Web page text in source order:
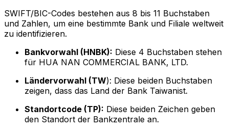
SWIFT/BIC-Codes bestehen aus 8 bis 11 Buchstaben
und Zahlen, um eine bestimmte Bank und Filiale weltweit
zu identifizieren.
Bankvorwahl (HNBK): Diese 4 Buchstaben stehen
für HUA NAN COMMERCIAL BANK, LTD.
Ländervorwahl (TW): Diese beiden Buchstaben
zeigen, dass das Land der Bank Taiwanist.
Standortcode (TP): Diese beiden Zeichen geben
den Standort der Bankzentrale an.